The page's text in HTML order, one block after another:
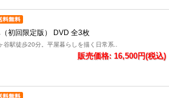
初回限定版） DVD 全3枚
谷駅徒歩20分。平屋暮らしを描く日常系..
販売価格: 16,500円(税込)